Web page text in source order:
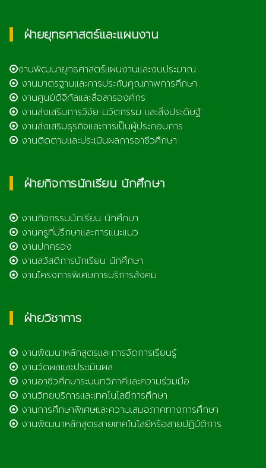
ฝ่ายยุทธศาสตร์และแผนงาน
งานพัฒนายุทธศาสตร์แผนงานและงบประมาณ
งานมาตรฐานและการประกันคุณภาพการศึกษา
งานศูนย์ดิจิทัลและสื่อสารองค์กร
งานส่งเสริมการวิจัย นวัตกรรม และสิ่งประดิษฐ์
งานส่งเสริมธุรกิจและการเป็นผู้ประกอบการ
งานติดตามและประเมินผลการอาชีวศึกษา
ฝ่ายกิจการนักเรียน นักศึกษา
งานกิจกรรมนักเรียน นักศึกษา
งานครูที่ปรึกษาและการแนะแนว
งานปกครอง
งานสวัสดิการนักเรียน นักศึกษา
งานโครงการพิเศษการบริการสังคม
ฝ่ายวิชาการ
งานพัฒนาหลักสูตรและการจัดการเรียนรู้
งานวัดผลและประเมินผล
งานอาชีวศึกษาระบบทวิภาคีและความร่วมมือ
งานวิทยบริการและเทคโนโลยีการศึกษา
งานการศึกษาพิเศษและความเสมอภาคทางการศึกษา
งานพัฒนาหลักสูตรสายเทคโนโลยีหรือสายปฏิบัติการ